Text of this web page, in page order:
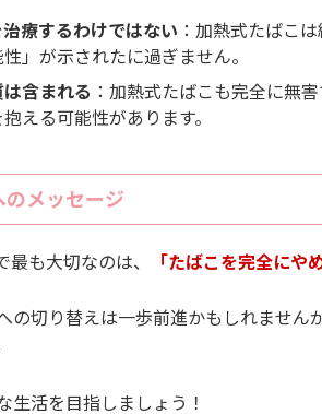
療するわけではない ：加熱式たばこ
」が示されたに過ぎません。
含まれる ：加熱式たばこも完全に無
える可能性があります。
のメッセージ
最も大切なのは、 「たばこを完全にや
の切り替えは一歩前進かもしれません
生活を目指しましょう！